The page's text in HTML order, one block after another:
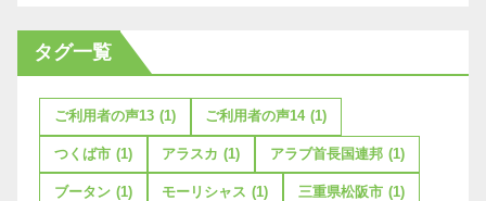
タグ一覧
ご利用者の声13 (1) ご利用者の声14 (1)
つくば市 (1) アラスカ (1) アラブ首長国連邦 (1)
ブータン (1) モーリシャス (1) 三重県松阪市 (1)